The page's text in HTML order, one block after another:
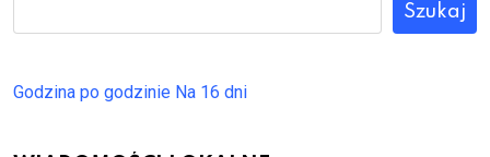
Szukaj
Godzina po godzinie Na 16 dni